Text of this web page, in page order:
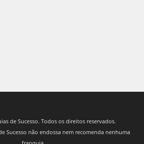
de Sucesso. Todos os direitos reservados.
Sucesso não endossa nem recomenda nenhuma